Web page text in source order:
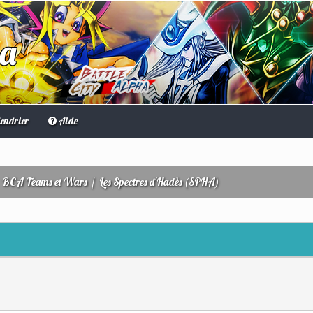
Aide
BCA Teams et Wars / Les Spectres d'Hadès (SPHA)